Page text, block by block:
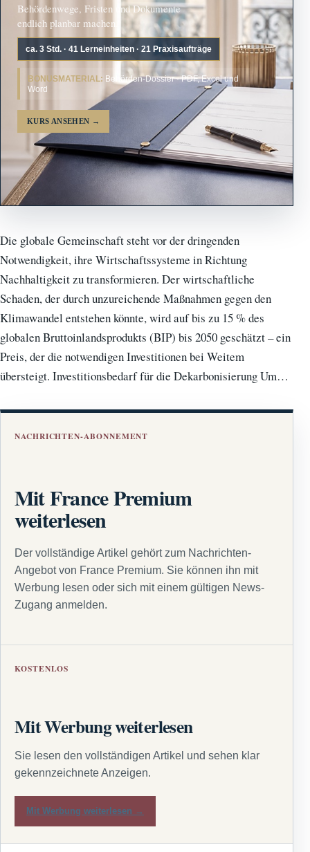
Behördenwege, Fristen und Dokumente
endlich planbar machen.
ca. 3 Std. · 41 Lerneinheiten · 21 Praxisaufträge
BONUSMATERIAL: Behörden-Dossier · PDF, Excel und
Word
KURS ANSEHEN →
Die globale Gemeinschaft steht vor der dringenden
Notwendigkeit, ihre Wirtschaftssysteme in Richtung
Nachhaltigkeit zu transformieren. Der wirtschaftliche
Schaden, der durch unzureichende Maßnahmen gegen den
Klimawandel entstehen könnte, wird auf bis zu 15 % des
globalen Bruttoinlandsprodukts (BIP) bis 2050 geschätzt – ein
Preis, der die notwendigen Investitionen bei Weitem
übersteigt. Investitionsbedarf für die Dekarbonisierung Um…
NACHRICHTEN-ABONNEMENT
Mit France Premium
weiterlesen
Der vollständige Artikel gehört zum Nachrichten-
Angebot von France Premium. Sie können ihn mit
Werbung lesen oder sich mit einem gültigen News-
Zugang anmelden.
KOSTENLOS
Mit Werbung weiterlesen
Sie lesen den vollständigen Artikel und sehen klar
gekennzeichnete Anzeigen.
Mit Werbung weiterlesen →